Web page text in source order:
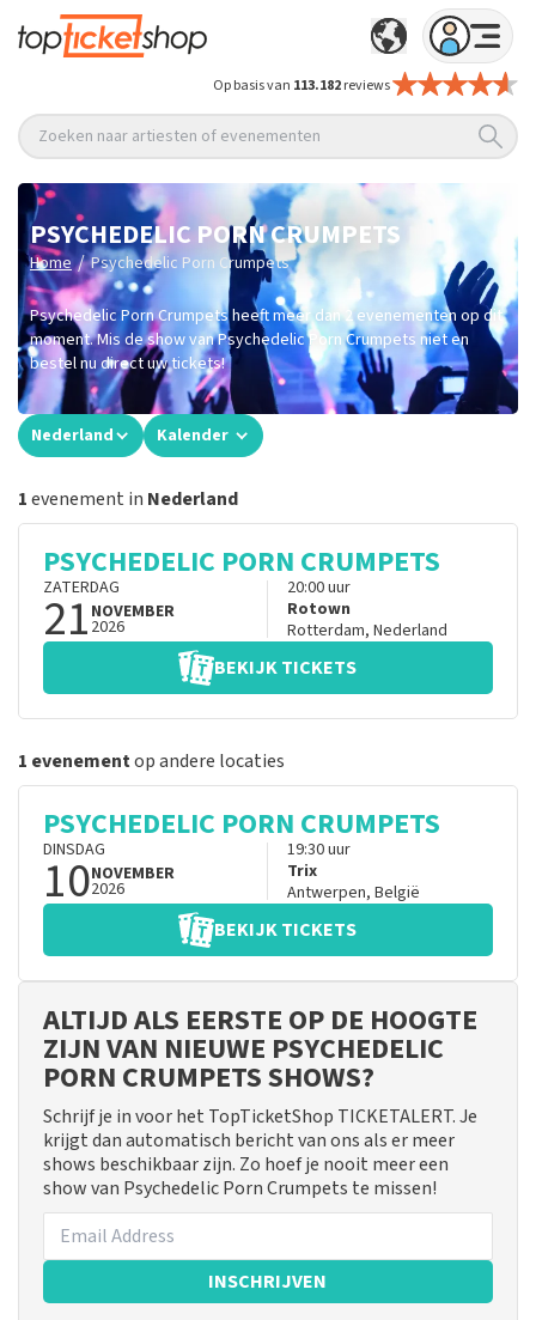
Op basis van 113.182reviews
Zoeken naar artiesten of evenementen
PSYCHEDELIC PORN CRUMPETS
Home / Psychedelic Porn Crumpets
Psychedelic Porn Crumpets heeft meer dan 2 evenementen op dit
moment. Mis de show van Psychedelic Porn Crumpets niet en
bestel nu direct uw tickets!
Nederland Kalender
1evenement in Nederland
PSYCHEDELIC PORN CRUMPETS
ZATERDAG
21 NOVEMBER
2026
20:00uur
Rotown
Rotterdam, Nederland
BEKIJK TICKETS
1 evenementop andere locaties
PSYCHEDELIC PORN CRUMPETS
DINSDAG
10NOVEMBER
2026
19:30uur
Trix
Antwerpen, België
BEKIJK TICKETS
ALTIJD ALS EERSTE OP DE HOOGTE
ZIJN VAN NIEUWE PSYCHEDELIC
PORN CRUMPETS SHOWS?
Schrijf je in voor het TopTicketShop TICKETALERT. Je
krijgt dan automatisch bericht van ons als er meer
shows beschikbaar zijn. Zo hoef je nooit meer een
show van Psychedelic Porn Crumpets te missen!
INSCHRIJVEN